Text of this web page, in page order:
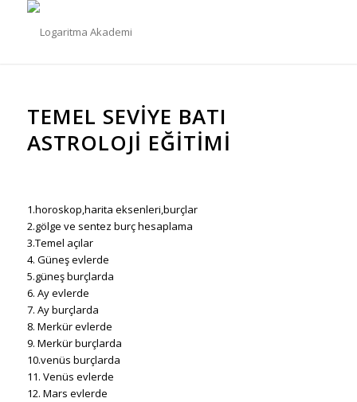
TEMEL SEVIYE BATI
ASTROLOJI EĞITIMI
1.horoskop,harita eksenleri,burçlar
2.gölge ve sentez burç hesaplama
3.Temel açılar
4. Güneş evlerde
5.güneş burçlarda
6. Ay evlerde
7. Ay burçlarda
8. Merkür evlerde
9. Merkür burçlarda
10.venüs burçlarda
11. Venüs evlerde
12. Mars evlerde